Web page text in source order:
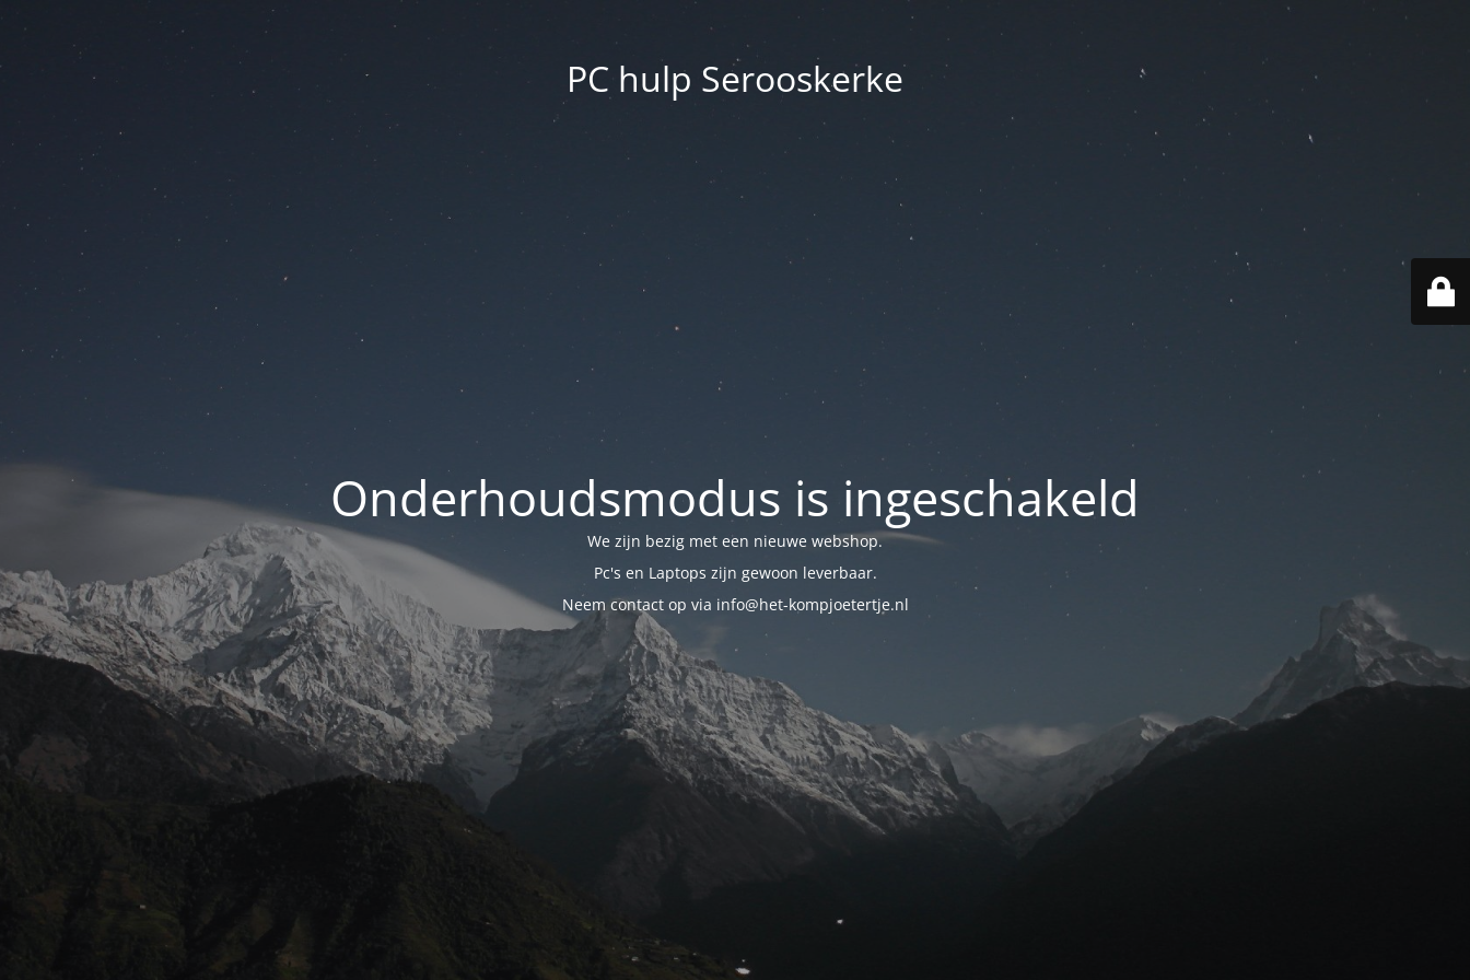
PC hulp Serooskerke
Onderhoudsmodus is ingeschakeld
We zijn bezig met een nieuwe webshop.
Pc's en Laptops zijn gewoon leverbaar.
Neem contact op via info@het-kompjoetertje.nl